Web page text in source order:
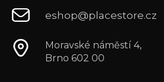
eshop@placestore.cz
Moravské náměstí 4,
Brno 602 00